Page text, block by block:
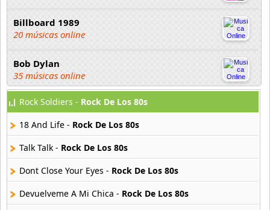
Billboard 1989
20 músicas online
Bob Dylan
35 músicas online
Full 80s
121 músicas online
Juan Bau
3 músicas online
3 músicas online
Rock Soldiers - Rock De Los 80s
18 And Life - Rock De Los 80s
Talk Talk - Rock De Los 80s
Dont Close Your Eyes - Rock De Los 80s
Devuelveme A Mi Chica - Rock De Los 80s